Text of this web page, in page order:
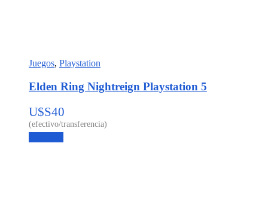
Juegos, Playstation
Elden Ring Nightreign Playstation 5
U$S40